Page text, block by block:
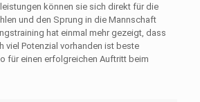
können sie sich direkt für die
und den Sprung in die Mannschaft
hat einmal mehr gezeigt, dass
viel Potenzial vorhanden ist beste
für einen erfolgreichen Auftritt beim